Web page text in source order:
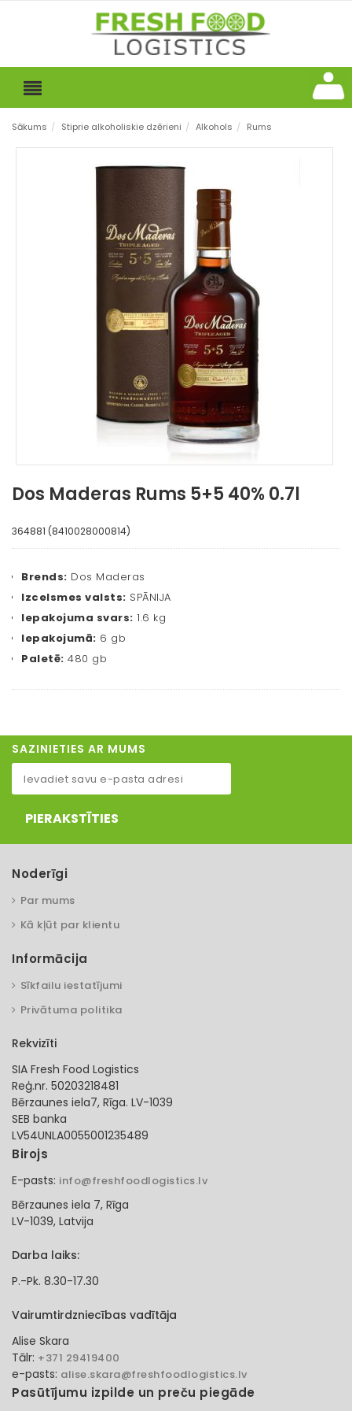
Sākums / Stiprie alkoholiskie dzērieni / Alkohols / Rums
Dos Maderas Rums 5+5 40% 0.7l
364881 (8410028000814)
Brends: Dos Maderas
Izcelsmes valsts: SPĀNIJA
Iepakojuma svars: 1.6 kg
Iepakojumā: 6 gb
Paletē: 480 gb
SAZINIETIES AR MUMS
PIERAKSTĪTIES
Noderīgi
Par mums
Kā kļūt par klientu
Informācija
Sīkfailu iestatījumi
Privātuma politika
Rekvizīti
SIA Fresh Food Logistics
Reģ.nr. 50203218481
Bērzaunes iela7, Rīga. LV-1039
SEB banka
LV54UNLA0055001235489
Birojs
E-pasts: info@freshfoodlogistics.lv
Bērzaunes iela 7, Rīga
LV-1039, Latvija
Darba laiks:
P.-Pk. 8.30-17.30
Vairumtirdzniecības vadītāja
Alise Skara
Tālr: +371 29419400
e-pasts: alise.skara@freshfoodlogistics.lv
Pasūtījumu izpilde un preču piegāde